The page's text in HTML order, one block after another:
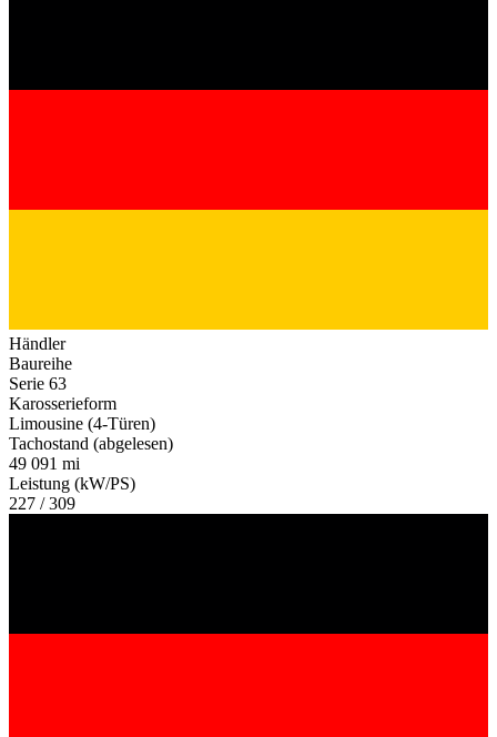
Händler
Baureihe
Serie 63
Karosserieform
Limousine (4-Türen)
Tachostand (abgelesen)
49 091 mi
Leistung (kW/PS)
227 / 309